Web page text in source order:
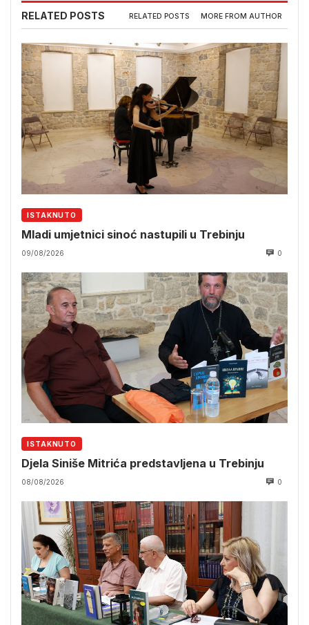
RELATED POSTS RELATED POSTS MORE FROM AUTHOR
ISTAKNUTO
Mladi umjetnici sinoć nastupili u Trebinju
09/08/2026 0
ISTAKNUTO
Djela Siniše Mitrića predstavljena u Trebinju
08/08/2026 0